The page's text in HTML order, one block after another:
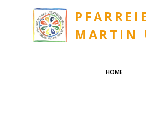
MARTIN
HOME